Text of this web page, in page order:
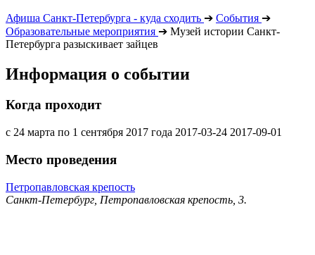
Афиша Санкт-Петербурга - куда сходить ➔ События ➔
Образовательные мероприятия ➔ Музей истории Санкт-
Петербурга разыскивает зайцев
Информация о событии
Когда проходит
с 24 марта по 1 сентября 2017 года 2017-03-24 2017-09-01
Место проведения
Петропавловская крепость
Санкт-Петербург, Петропавловская крепость, 3.